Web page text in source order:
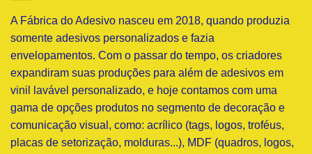
A Fábrica do Adesivo nasceu em 2018, quando produzia
somente adesivos personalizados e fazia
envelopamentos. Com o passar do tempo, os criadores
expandiram suas produções para além de adesivos em
vinil lavável personalizado, e hoje contamos com uma
gama de opções produtos no segmento de decoração e
comunicação visual, como: acrílico (tags, logos, troféus,
placas de setorização, molduras...), MDF (quadros, logos,